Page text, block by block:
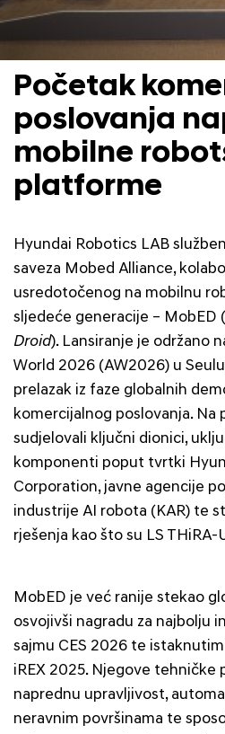
Početak
poslovanja
mobilne
platforme
Hyundai Robotics LAB
saveza Mobed Alliance,
usredotočenog na mobilnu
sljedeće generacije – MobED (
Droid). Lansiranje je održano
World 2026 (AW2026) u
prelazak iz faze globalnih
komercijalnog poslovanja. Na
sudjelovali ključni dionici,
komponenti poput tvrtki
Corporation, javne agencije
industrije AI robota (KAR) te
rješenja kao što su LS
MobED je već ranije stekao
osvojivši nagradu za najbolju
sajmu CES 2026 te
iREX 2025. Njegove tehničke
naprednu upravljivost,
neravnim površinama te